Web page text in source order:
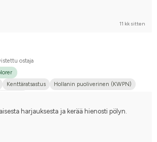
11 kk sitten
ostaja
Kenttäratsastus
Hollanin puoliverinen (KWPN)
harjauksesta ja kerää hienosti pölyn.